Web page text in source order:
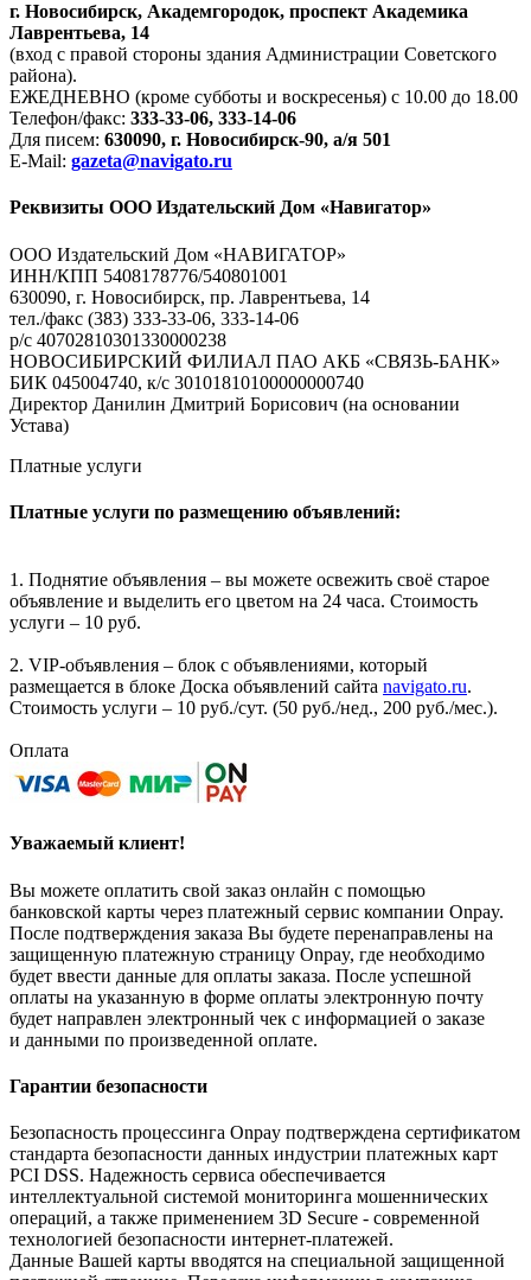
г. Новосибирск, Академгородок, проспект Академика
Лаврентьева, 14
(вход с правой стороны здания Администрации Советского
района).
ЕЖЕДНЕВНО (кроме субботы и воскресенья) с 10.00 до 18.00
Телефон/факс: 333-33-06, 333-14-06
Для писем: 630090, г. Новосибирск-90, а/я 501
E-Mail: gazeta@navigato.ru
Реквизиты ООО Издательский Дом «Навигатор»
ООО Издательский Дом «НАВИГАТОР»
ИНН/КПП 5408178776/540801001
630090, г. Новосибирск, пр. Лаврентьева, 14
тел./факс (383) 333-33-06, 333-14-06
р/с 40702810301330000238
НОВОСИБИРСКИЙ ФИЛИАЛ ПАО АКБ «СВЯЗЬ-БАНК»
БИК 045004740, к/с 30101810100000000740
Директор Данилин Дмитрий Борисович (на основании
Устава)
Платные услуги
Платные услуги по размещению объявлений:
1. Поднятие объявления – вы можете освежить своё старое
объявление и выделить его цветом на 24 часа. Стоимость
услуги – 10 руб.
2. VIP-объявления – блок с объявлениями, который
размещается в блоке Доска объявлений сайта navigato.ru.
Стоимость услуги – 10 руб./сут. (50 руб./нед., 200 руб./мес.).
Оплата
Уважаемый клиент!
Вы можете оплатить свой заказ онлайн с помощью
банковской карты через платежный сервис компании Onpay.
После подтверждения заказа Вы будете перенаправлены на
защищенную платежную страницу Onpay, где необходимо
будет ввести данные для оплаты заказа. После успешной
оплаты на указанную в форме оплаты электронную почту
будет направлен электронный чек с информацией о заказе
и данными по произведенной оплате.
Гарантии безопасности
Безопасность процессинга Onpay подтверждена сертификатом
стандарта безопасности данных индустрии платежных карт
PCI DSS. Надежность сервиса обеспечивается
интеллектуальной системой мониторинга мошеннических
операций, а также применением 3D Secure - современной
технологией безопасности интернет-платежей.
Данные Вашей карты вводятся на специальной защищенной